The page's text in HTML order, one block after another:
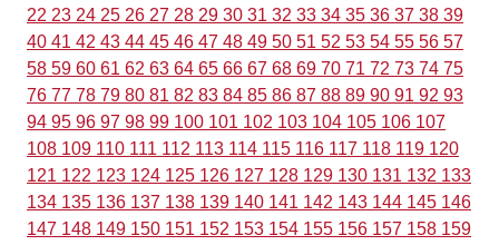
22 23 24 25 26 27 28 29 30 31 32 33 34 35 36 37 38 39
40 41 42 43 44 45 46 47 48 49 50 51 52 53 54 55 56 57
58 59 60 61 62 63 64 65 66 67 68 69 70 71 72 73 74 75
76 77 78 79 80 81 82 83 84 85 86 87 88 89 90 91 92 93
94 95 96 97 98 99 100 101 102 103 104 105 106 107
108 109 110 111 112 113 114 115 116 117 118 119 120
121 122 123 124 125 126 127 128 129 130 131 132 133
134 135 136 137 138 139 140 141 142 143 144 145 146
147 148 149 150 151 152 153 154 155 156 157 158 159